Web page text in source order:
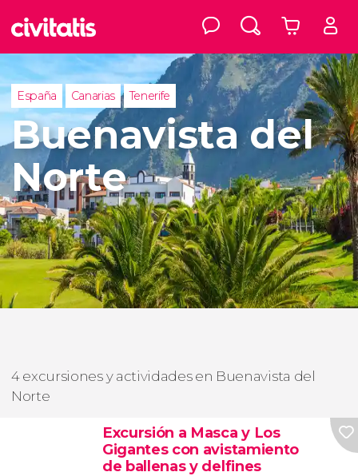
España Canarias Tenerife
Buenavista del
Norte
4 excursiones y actividades en Buenavista del
Norte
Excursión a Masca y Los
Gigantes con avistamiento
de ballenas y delfines